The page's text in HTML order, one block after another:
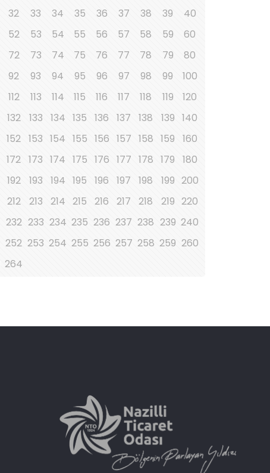
32 33 34 35 36 37 38 39
40
52 53 54 55 56 57 58 59
60
72 73 74 75 76 77 78 79
80
92 93 94 95 96 97 98 99
100
112 113 114 115 116 117 118 119
120
132 133 134 135 136 137 138 139 140
152 153 154 155 156 157 158 159
160
172 173 174 175 176 177 178 179
180
192 193 194 195 196 197 198 199 200
212 213 214 215 216 217 218 219 220
232 233 234 235 236 237 238 239 240
252 253 254 255 256 257 258 259 260
264